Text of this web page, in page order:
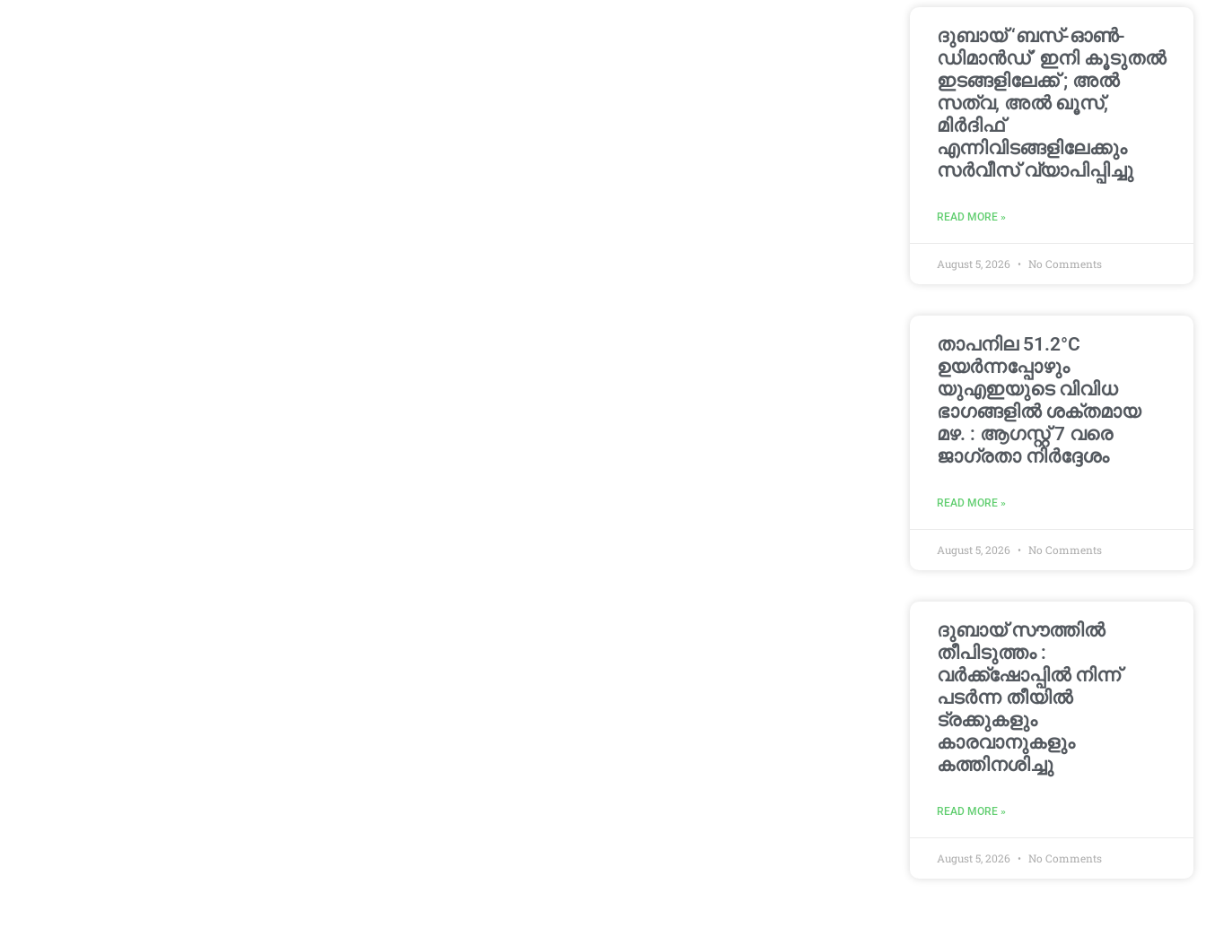
ദുബായ് ‘ബസ്-ഓൺ-
ഡിമാൻഡ്’ ഇനി കൂടുതൽ
ഇടങ്ങളിലേക്ക് ; അൽ
സത്വ, അൽ ഖൂസ്,
മിർദിഫ്
എന്നിവിടങ്ങളിലേക്കും
സർവീസ് വ്യാപിപ്പിച്ചു
READ MORE »
August 5, 2026 No Comments
താപനില 51.2°C
ഉയർന്നപ്പോഴും
യുഎഇയുടെ വിവിധ
ഭാഗങ്ങളിൽ ശക്തമായ
മഴ. : ആഗസ്റ്റ് 7 വരെ
ജാഗ്രതാ നിർദ്ദേശം
READ MORE »
August 5, 2026 No Comments
ദുബായ് സൗത്തിൽ
തീപിടുത്തം :
വർക്ക്‌ഷോപ്പിൽ നിന്ന്
പടർന്ന തീയിൽ
ട്രക്കുകളും
കാരവാനുകളും
കത്തിനശിച്ചു
READ MORE »
August 5, 2026 No Comments